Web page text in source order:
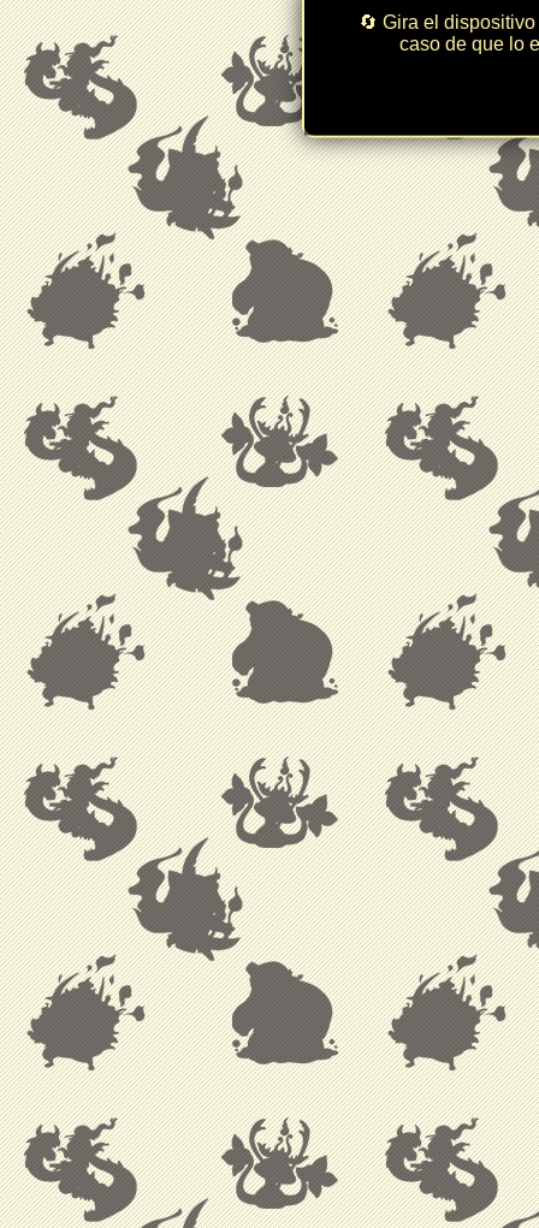
🔄 Gira el
caso de que lo